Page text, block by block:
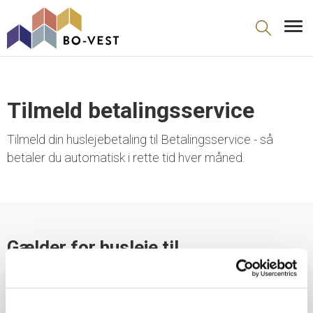
gå til indhold
Tilmeld betalingsservice
Tilmeld din huslejebetaling til Betalingsservice - så
betaler du automatisk i rette tid hver måned.
Gælder for husleje til